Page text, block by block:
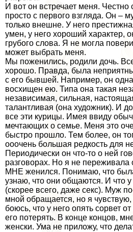
И вот он встречает меня. Честно
просто с первого взгляда. Он –
только внешне. У него
умен, у него хороший хаpaктер,
грубого слова. Я не могла
может выбрать меня.
Мы поженились, родили дочь.
хорошо. Правда, была
с его бывшей. Например, он
восхищен ею. Типа она такая
независимая, сильная,
талантливая (она художник). И
все эти курицы. Имея ввиду
мечтающих о семье. Меня это
быстро прошло. Тем более, он
ооочень большая редкость для
Периодически он что-то о ней
разговорах. Но я не переживала
МНЕ женился. Понимаю, что
узнаю, что они общаются. И что
(скорее всего, даже ceкc). Муж
мной обращается, но я
боюсь, что у него опять сорвет
его потерять. В конце концов,
женски. Ума не приложу, что